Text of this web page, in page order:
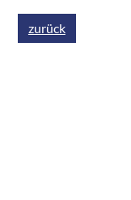
zurück